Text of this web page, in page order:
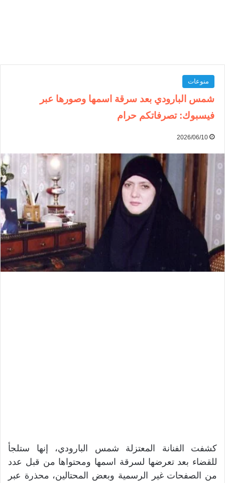
منوعات
شمس البارودي بعد سرقة اسمها وصورها عبر
فيسبوك: تصرفاتكم حرام
2026/06/10
كشفت الفنانة المعتزلة شمس البارودي، إنها ستلجأ
للقضاء بعد تعرضها لسرقة اسمها ومحتواها من قبل عدد
من الصفحات غير الرسمية وبعض المحتالين، محذرة عبر